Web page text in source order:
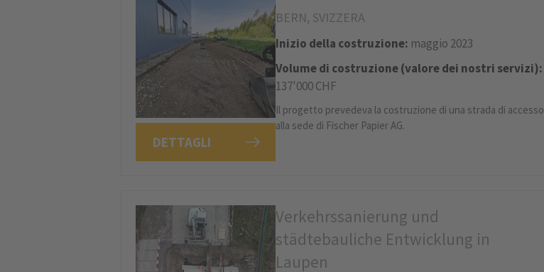
DETTAGLI
BERN, SVIZZERA
Inizio della costruzione: maggio 2023
Volume di costruzione (valore dei nostri servizi):
137'000 CHF
Il progetto prevedeva la costruzione di una strada di accesso
alla sede di Fischer Papier AG.
Verkehrssanierung und
städtebauliche Entwicklung in
Laupen